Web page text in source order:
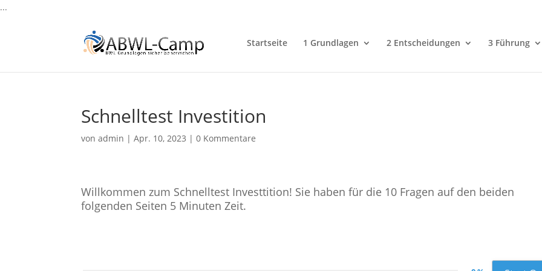
...
Startseite 1 Grundlagen 2 Entscheidungen 3 Führung
Schnelltest Investition
vonadmin |Apr. 10, 2023 |0 Kommentare
Willkommen zum Schnelltest Investtition! Sie haben für die 10 Fragen auf den beiden
folgenden Seiten 5 Minuten Zeit.